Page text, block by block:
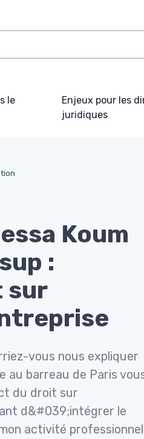
le
Enjeux pour les
juridiques
Koum
:
sur
vous nous expliquer
au barreau de Paris
du droit sur
d&#039;intégrer le
activité